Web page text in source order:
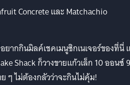
Concrete และ Matchachio
ากกินมิลค์เชคเมนูซิกเนเจอร์ของที่นี่
Shack ก็วางขายแก้วเล็ก 10 ออนซ์
ๆ ไม่ต้องกลัวว่าจะกินไม่คุ้ม!